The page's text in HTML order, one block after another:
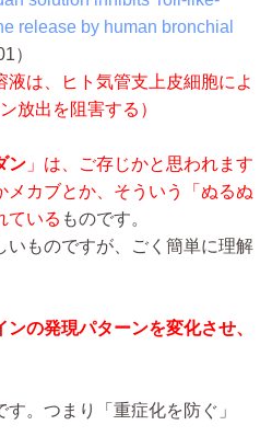
release by human bronchial
）
液は、ヒト気管支上皮細胞によ
放出を阻害する）
ン 」は、ご存じかと思われます
メカブとか、そういう「ぬるぬ
ている ものです。
いものですが、ごく簡単に理解
ンの発現パターンを変化させ、
。つまり「重症化を防ぐ」